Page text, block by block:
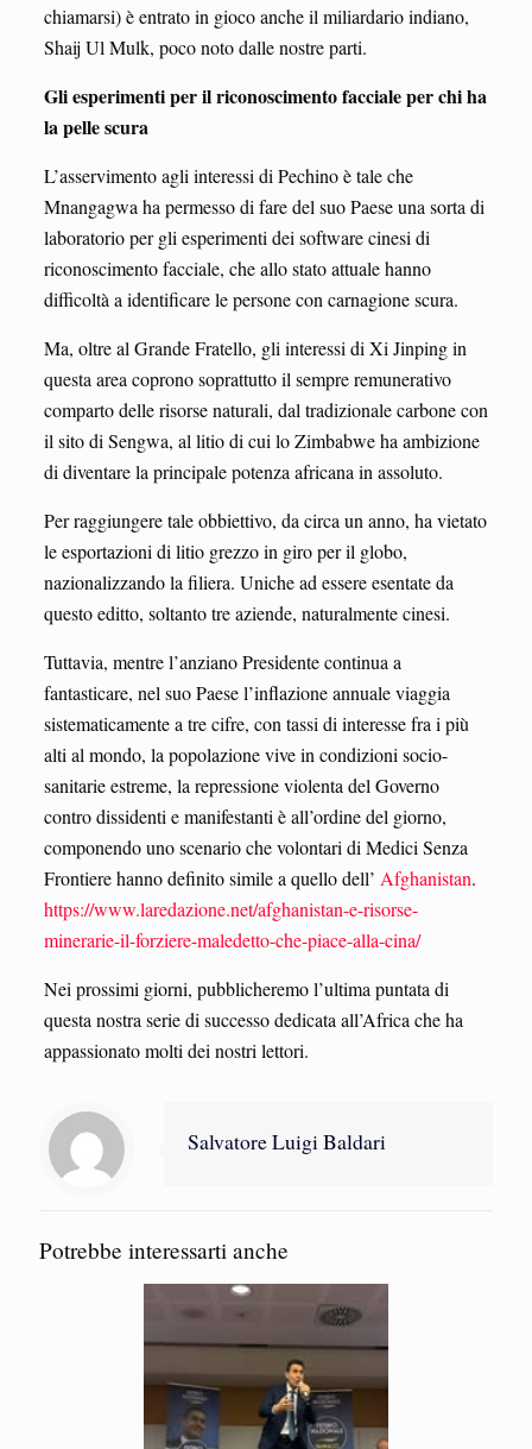
chiamarsi) è entrato in gioco anche il miliardario indiano,
Shaij Ul Mulk, poco noto dalle nostre parti.
Gli esperimenti per il riconoscimento facciale per chi ha
la pelle scura
L’asservimento agli interessi di Pechino è tale che
Mnangagwa ha permesso di fare del suo Paese una sorta di
laboratorio per gli esperimenti dei software cinesi di
riconoscimento facciale, che allo stato attuale hanno
difficoltà a identificare le persone con carnagione scura.
Ma, oltre al Grande Fratello, gli interessi di Xi Jinping in
questa area coprono soprattutto il sempre remunerativo
comparto delle risorse naturali, dal tradizionale carbone con
il sito di Sengwa, al litio di cui lo Zimbabwe ha ambizione
di diventare la principale potenza africana in assoluto.
Per raggiungere tale obbiettivo, da circa un anno, ha vietato
le esportazioni di litio grezzo in giro per il globo,
nazionalizzando la filiera. Uniche ad essere esentate da
questo editto, soltanto tre aziende, naturalmente cinesi.
Tuttavia, mentre l’anziano Presidente continua a
fantasticare, nel suo Paese l’inflazione annuale viaggia
sistematicamente a tre cifre, con tassi di interesse fra i più
alti al mondo, la popolazione vive in condizioni socio-
sanitarie estreme, la repressione violenta del Governo
contro dissidenti e manifestanti è all’ordine del giorno,
componendo uno scenario che volontari di Medici Senza
Frontiere hanno definito simile a quello dell’ Afghanistan.
https://www.laredazione.net/afghanistan-e-risorse-
minerarie-il-forziere-maledetto-che-piace-alla-cina/
Nei prossimi giorni, pubblicheremo l’ultima puntata di
questa nostra serie di successo dedicata all’Africa che ha
appassionato molti dei nostri lettori.
Salvatore Luigi Baldari
Potrebbe interessarti anche